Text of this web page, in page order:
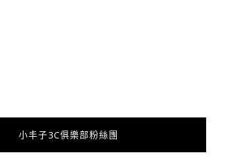
小丰子3C俱樂部粉絲團